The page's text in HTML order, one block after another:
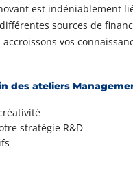
est indéniablement
sources de
vos
des ateliers
stratégie R&D